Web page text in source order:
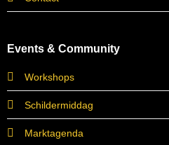
Events & Community
Workshops
Schildermiddag
Marktagenda